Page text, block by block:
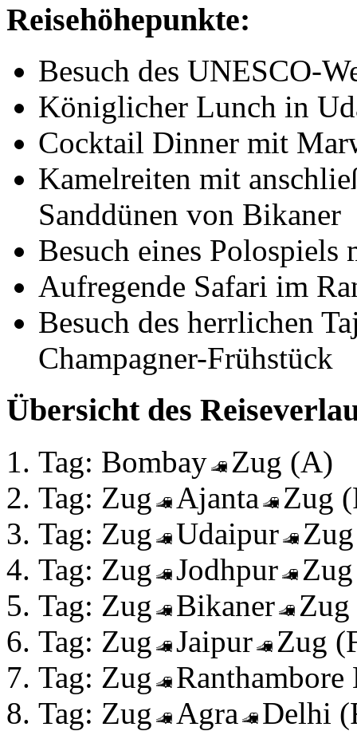
Reisehöhepunkte:
Besuch des UNESCO-
Königlicher Lunch in
Cocktail Dinner mit
Kamelreiten mit
Sanddünen von Bikaner
Besuch eines
Aufregende Safari im
Besuch des herrlichen
Champagner-Frühstück
Übersicht des
Tag: Bombay
Zug (A)
Tag: Zug
Ajanta
Zug
Tag: Zug
Udaipur
Tag: Zug
Jodhpur
Tag: Zug
Bikaner
Tag: Zug
Jaipur
Zug
Tag: Zug
Ranthambore
Tag: Zug
Agra Delhi